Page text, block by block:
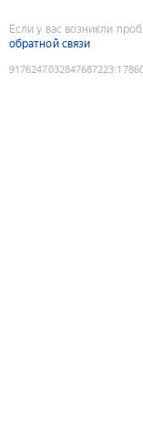
Если у вас возникли
обратной связи
9176247032847687223: